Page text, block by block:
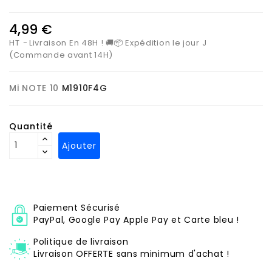
4,99 €
HT
Livraison En 48H ! 🚚📦 Expédition le jour J
(Commande avant 14H)
Mi NOTE 10 M1910F4G
Quantité
Ajouter
Paiement Sécurisé
PayPal, Google Pay Apple Pay et Carte bleu !
Politique de livraison
Livraison OFFERTE sans minimum d'achat !